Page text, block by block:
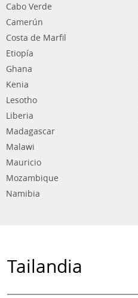
Cabo Verde
Camerún
Costa de Marfil
Etiopía
Ghana
Kenia
Lesotho
Liberia
Madagascar
Malawi
Mauricio
Mozambique
Namibia
Tailandia